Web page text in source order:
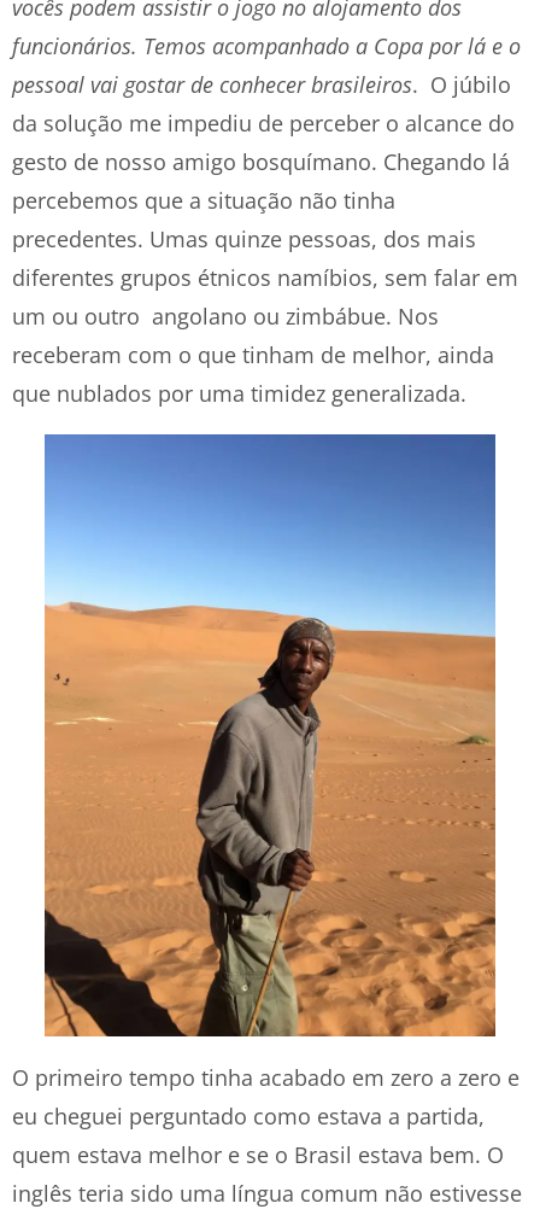
vocês podem assistir o jogo no alojamento dos
funcionários. Temos acompanhado a Copa por lá e o
pessoal vai gostar de conhecer brasileiros. O júbilo
da solução me impediu de perceber o alcance do
gesto de nosso amigo bosquímano. Chegando lá
percebemos que a situação não tinha
precedentes. Umas quinze pessoas, dos mais
diferentes grupos étnicos namíbios, sem falar em
um ou outro angolano ou zimbábue. Nos
receberam com o que tinham de melhor, ainda
que nublados por uma timidez generalizada.
O primeiro tempo tinha acabado em zero a zero e
eu cheguei perguntado como estava a partida,
quem estava melhor e se o Brasil estava bem. O
inglês teria sido uma língua comum não estivesse